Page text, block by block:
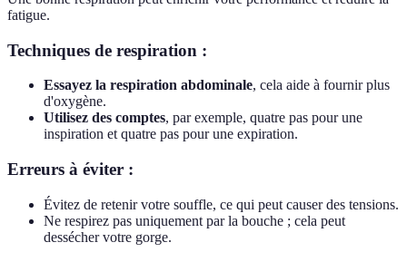
fatigue.
Techniques de respiration :
Essayez la respiration abdominale, cela aide à fournir plus
d'oxygène.
Utilisez des comptes, par exemple, quatre pas pour une
inspiration et quatre pas pour une expiration.
Erreurs à éviter :
Évitez de retenir votre souffle, ce qui peut causer des tensions.
Ne respirez pas uniquement par la bouche ; cela peut
dessécher votre gorge.